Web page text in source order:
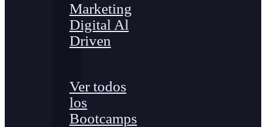
Marketing
Digital Al
Driven
Ver todos
los
Bootcamps